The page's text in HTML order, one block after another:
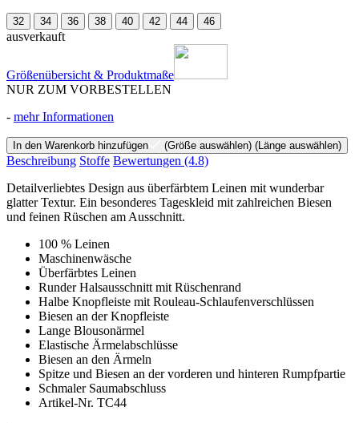
32 34 36 38 40 42 44 46
ausverkauft
Größenübersicht & Produktmaße
NUR ZUM VORBESTELLEN
- mehr Informationen
In den Warenkorb hinzufügen (Größe auswählen) (Länge auswählen)
Beschreibung Stoffe Bewertungen (4.8)
Detailverliebtes Design aus überfärbtem Leinen mit wunderbar
glatter Textur. Ein besonderes Tageskleid mit zahlreichen Biesen
und feinen Rüschen am Ausschnitt.
100 % Leinen
Maschinenwäsche
Überfärbtes Leinen
Runder Halsausschnitt mit Rüschenrand
Halbe Knopfleiste mit Rouleau-Schlaufenverschlüssen
Biesen an der Knopfleiste
Lange Blousonärmel
Elastische Ärmelabschlüsse
Biesen an den Ärmeln
Spitze und Biesen an der vorderen und hinteren Rumpfpartie
Schmaler Saumabschluss
Artikel-Nr. TC44